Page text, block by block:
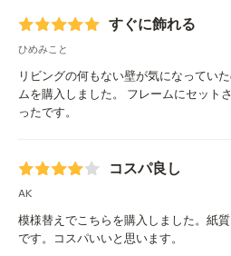
すぐに飾れる
ひめみこと
リビングの何もない壁が気になってい
ムを購入しました。 フレームにセット
ったです。
AK
模様替えでこちらを購入しました。紙
です。コスパいいと思います。